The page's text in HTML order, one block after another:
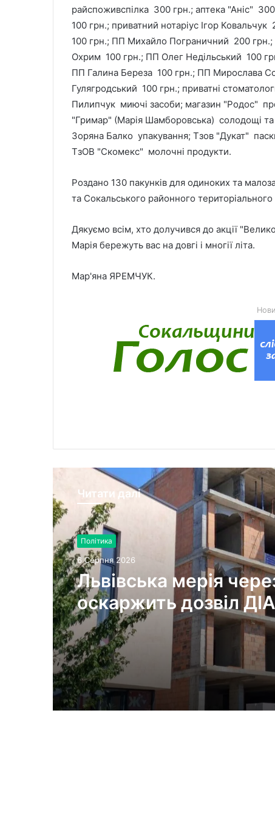
райспоживспілка 300 грн.; аптека "Аніс"
100 грн.; приватний нотаріус Ігор
100 грн.; ПП Михайло Пограничний 200
Охрим 100 грн.; ПП Олег Недільський 100
ПП Галина Береза 100 грн.; ПП Мирослава
Гулягродський 100 грн.; приватні
Пилипчук миючі засоби; магазин "Родос"
"Гримар" (Марія Шамборовська) солодощі
Зоряна Балко упакування; Тзов "Дукат"
ТзОВ "Скомекс" молочні продукти.
Роздано 130 пакунків для одиноких та
та Сокальського районного територіального
Дякуємо всім, хто долучився до акції
Марія бережуть вас на довгі і многії літа.
Мар'яна ЯРЕМЧУК.
Читати далі
Політика
6 Серпня 2026
Львівська мерія
оскаржить дозвіл
будівництво на вул.
Олесницького